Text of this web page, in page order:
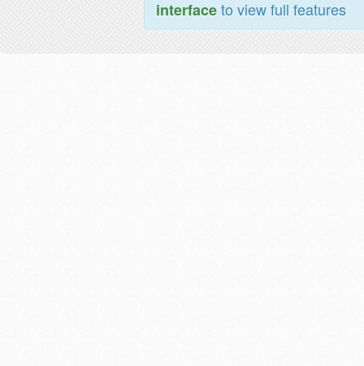
interfaceto view full features